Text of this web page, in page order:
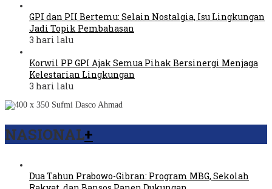
GPI dan PII Bertemu: Selain Nostalgia, Isu Lingkungan
Jadi Topik Pembahasan
3 hari lalu
Korwil PP GPI Ajak Semua Pihak Bersinergi Menjaga
Kelestarian Lingkungan
3 hari lalu
NASIONAL+
Dua Tahun Prabowo-Gibran: Program MBG, Sekolah